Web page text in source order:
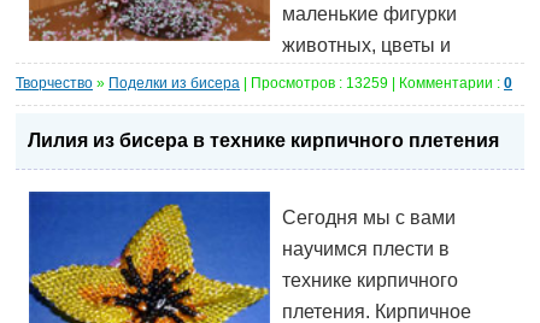
маленькие фигурки
животных, цветы и
Творчество » Поделки из бисера | Просмотров : 13259 | Комментарии : 0
Лилия из бисера в технике кирпичного плетения
Сегодня мы с вами
научимся плести в
технике кирпичного
плетения. Кирпичное